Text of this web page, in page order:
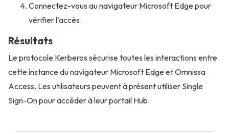
Connectez-vous au navigateur Microsoft Edge pour
vérifier l’accès.
Résultats
Le protocole Kerberos sécurise toutes les interactions entre
cette instance du navigateur Microsoft Edge et Omnissa
Access. Les utilisateurs peuvent à présent utiliser Single
Sign-On pour accéder à leur portail Hub.